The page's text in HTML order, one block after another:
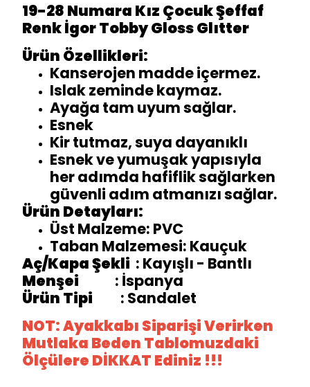
19-28 Numara Kız Çocuk Şeffaf
Renk İgor Tobby Gloss Glıtter
Ürün Özellikleri:
Kanserojen madde içermez.
Islak zeminde kaymaz.
Ayağa tam uyum sağlar.
Esnek
Kir tutmaz, suya dayanıklı
Esnek ve yumuşak yapısıyla
her adımda hafiflik sağlarken
güvenli adım atmanızı sağlar.
Ürün Detayları:
Üst Malzeme: PVC
Taban Malzemesi: Kauçuk
Aç/Kapa Şekli : Kayışlı - Bantlı
Menşei
: İspanya
Ürün Tipi
: Sandalet
NOT: Ayakkabı Siparişi Verirken
Mutlaka Beden Tablomuzdaki
Ölçülere DİKKAT Ediniz !!!